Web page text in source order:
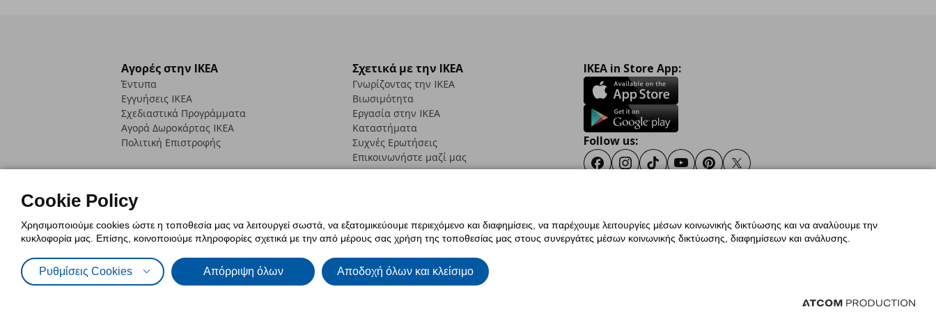
Αγορές στην IKEA
Έντυπα
Εγγυήσεις IKEA
Σχεδιαστικά Προγράμματα
Αγορά Δωρoκάρτας IKEA
Πολιτική Επιστροφής
Σχετικά με την IKEA
Γνωρίζοντας την IKEA
Βιωσιμότητα
Εργασία στην IKEA
Καταστήματα
Συχνές Ερωτήσεις
Επικοινωνήστε μαζί μας
IKEA in Store App:
Follow us:
FacebookInstagram
TikTokYoutubePinterestTwitter
Πολιτική CookiesΔήλωση ψηφιακής προσβασιμότηταςΈντυπο Επιστροφής / Ακύρωσης Ρυθμίσεις cookiesΌροι ΧρήσηςΓενική Πολιτική Προσωπικών Δεδομένων
Cookie Policy
Χρησιμοποιούμε cookies ώστε η τοποθεσία μας να λειτουργεί σωστά, να εξατομικεύουμε περιεχόμενο και διαφημίσεις, να παρέχουμε λειτουργίες μέσων κοινωνικής δικτύωσης και να αναλύουμε την
κυκλοφορία μας. Επίσης, κοινοποιούμε πληροφορίες σχετικά με την από μέρους σας χρήση της τοποθεσίας μας στους συνεργάτες μέσων κοινωνικής δικτύωσης, διαφημίσεων και ανάλυσης.
Ρυθμίσεις Cookies Απόρριψη όλων Αποδοχή όλων και κλείσιμο